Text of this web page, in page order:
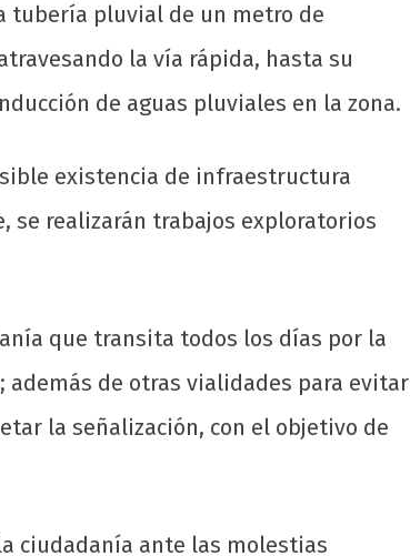
tubería pluvial de un metro de
la vía rápida, hasta su
de aguas pluviales en la zona.
existencia de infraestructura
se realizarán trabajos exploratorios
que transita todos los días por la
de otras vialidades para evitar
la señalización, con el objetivo de
ciudadanía ante las molestias